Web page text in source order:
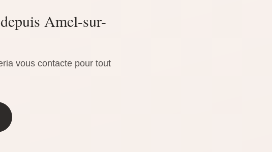
Amel-sur-
vous contacte pour tout